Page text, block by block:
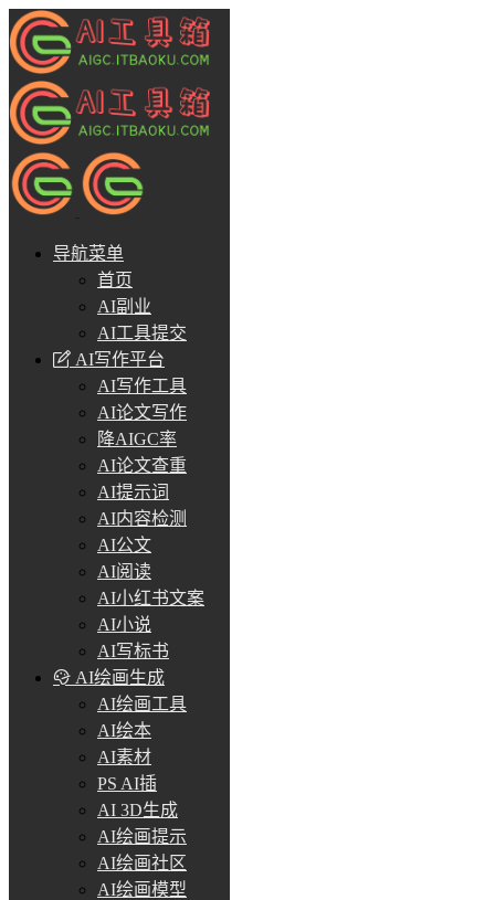
导航菜单
首页
AI副业
AI工具提交
AI写作平台
AI写作工具
AI论文写作
降AIGC率
AI论文查重
AI提示词
AI内容检测
AI公文
AI阅读
AI小红书文案
AI小说
AI写标书
AI绘画生成
AI绘画工具
AI绘本
AI素材
PS AI插
AI 3D生成
AI绘画提示
AI绘画社区
AI绘画模型